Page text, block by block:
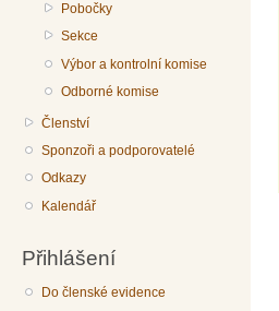
Pobočky
Sekce
Výbor a kontrolní komise
Odborné komise
Členství
Sponzoři a podporovatelé
Odkazy
Kalendář
Přihlášení
Do členské evidence